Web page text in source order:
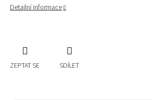
Detailní informace
ZEPTAT SE SDÍLET